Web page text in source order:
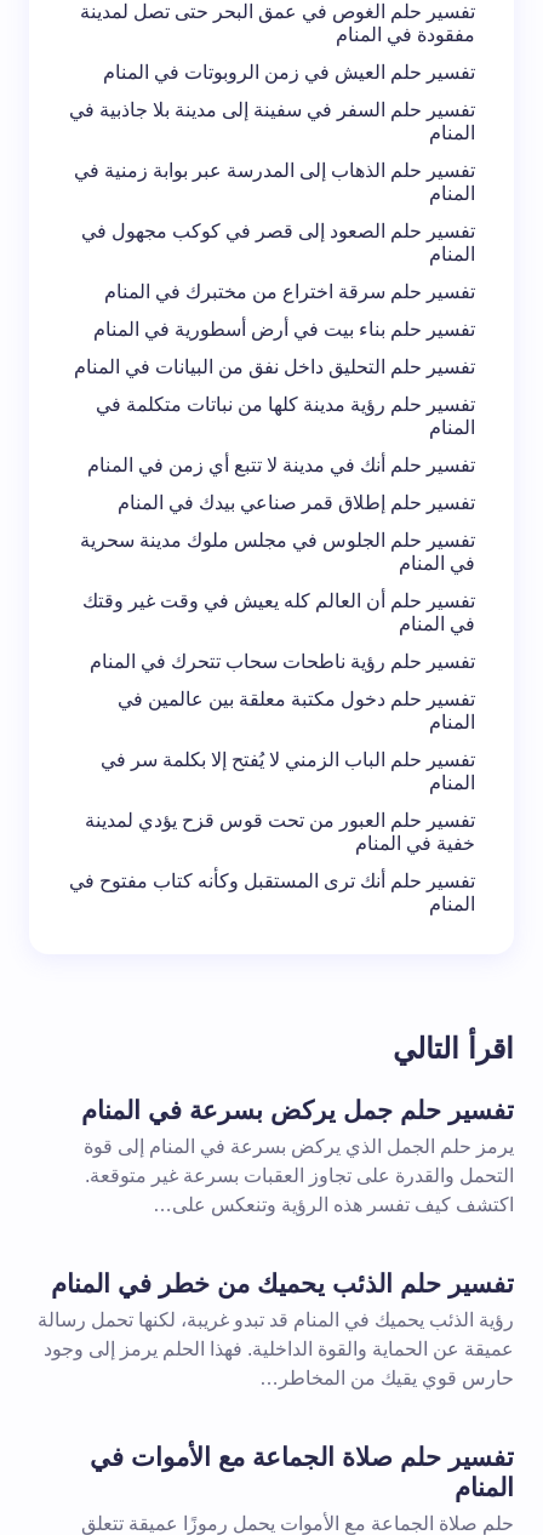
تفسير حلم الغوص في عمق البحر حتى تصل لمدينة
مفقودة في المنام
تفسير حلم العيش في زمن الروبوتات في المنام
تفسير حلم السفر في سفينة إلى مدينة بلا جاذبية في
المنام
تفسير حلم الذهاب إلى المدرسة عبر بوابة زمنية في
المنام
تفسير حلم الصعود إلى قصر في كوكب مجهول في
المنام
تفسير حلم سرقة اختراع من مختبرك في المنام
تفسير حلم بناء بيت في أرض أسطورية في المنام
تفسير حلم التحليق داخل نفق من البيانات في المنام
تفسير حلم رؤية مدينة كلها من نباتات متكلمة في
المنام
تفسير حلم أنك في مدينة لا تتبع أي زمن في المنام
تفسير حلم إطلاق قمر صناعي بيدك في المنام
تفسير حلم الجلوس في مجلس ملوك مدينة سحرية
في المنام
تفسير حلم أن العالم كله يعيش في وقت غير وقتك
في المنام
تفسير حلم رؤية ناطحات سحاب تتحرك في المنام
تفسير حلم دخول مكتبة معلقة بين عالمين في
المنام
تفسير حلم الباب الزمني لا يُفتح إلا بكلمة سر في
المنام
تفسير حلم العبور من تحت قوس قزح يؤدي لمدينة
خفية في المنام
تفسير حلم أنك ترى المستقبل وكأنه كتاب مفتوح في
المنام
اقرأ التالي
تفسير حلم جمل يركض بسرعة في المنام
يرمز حلم الجمل الذي يركض بسرعة في المنام إلى قوة
التحمل والقدرة على تجاوز العقبات بسرعة غير متوقعة.
اكتشف كيف تفسر هذه الرؤية وتنعكس على…
تفسير حلم الذئب يحميك من خطر في المنام
رؤية الذئب يحميك في المنام قد تبدو غريبة، لكنها تحمل رسالة
عميقة عن الحماية والقوة الداخلية. فهذا الحلم يرمز إلى وجود
حارس قوي يقيك من المخاطر…
تفسير حلم صلاة الجماعة مع الأموات في
المنام
حلم صلاة الجماعة مع الأموات يحمل رموزًا عميقة تتعلق